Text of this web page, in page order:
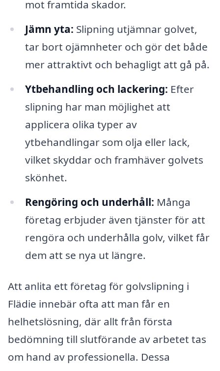
mot framtida skador.
Jämn yta: Slipning utjämnar golvet,
tar bort ojämnheter och gör det både
mer attraktivt och behagligt att gå på.
Ytbehandling och lackering: Efter
slipning har man möjlighet att
applicera olika typer av
ytbehandlingar som olja eller lack,
vilket skyddar och framhäver golvets
skönhet.
Rengöring och underhåll: Många
företag erbjuder även tjänster för att
rengöra och underhålla golv, vilket får
dem att se nya ut längre.
Att anlita ett företag för golvslipning i
Flädie innebär ofta att man får en
helhetslösning, där allt från första
bedömning till slutförande av arbetet tas
om hand av professionella. Dessa